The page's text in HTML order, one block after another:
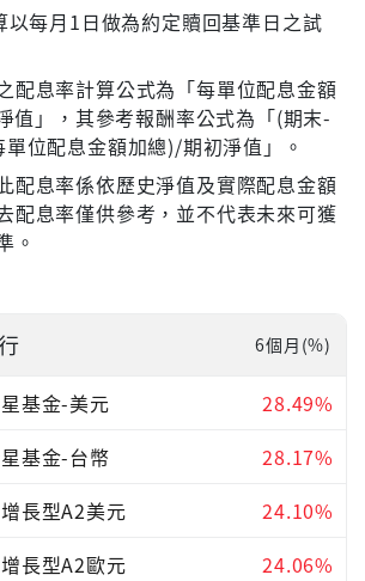
以每月1日做為約定贖回基準日之試
配息率計算公式為「每單位配息金額
值」，其參考報酬率公式為「(期末-
位配息金額加總)/期初淨值」。
配息率係依歷史淨值及實際配息金額
配息率僅供參考，並不代表未來可獲
。
6個月(%)
基金-美元
28.49%
基金-台幣
28.17%
長型A2美元
24.10%
長型A2歐元
24.06%